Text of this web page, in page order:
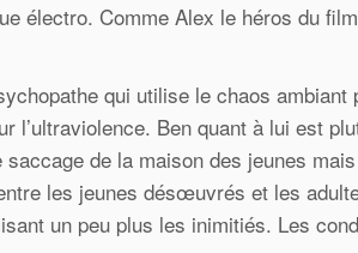
électro. Comme Alex le héros du
qui utilise le chaos
l’ultraviolence. Ben quant à lui est
de la maison des jeunes
les jeunes désœuvrés et les
un peu plus les inimitiés. Les